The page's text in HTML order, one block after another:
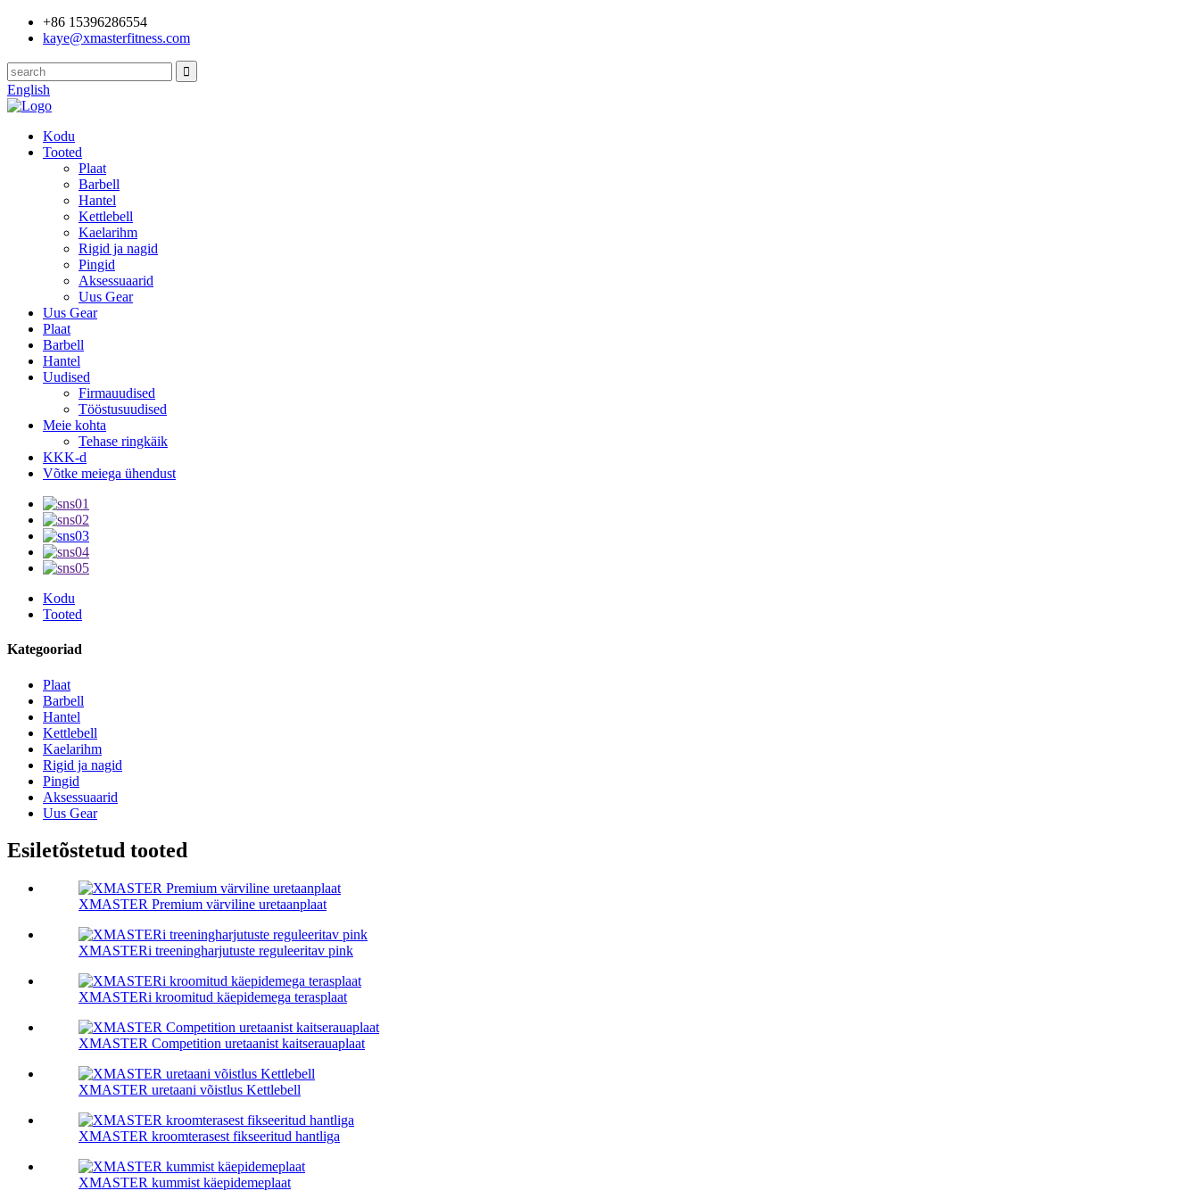
+86 15396286554
kaye@xmasterfitness.com
English
Kodu
Tooted
Plaat
Barbell
Hantel
Kettlebell
Kaelarihm
Rigid ja nagid
Pingid
Aksessuaarid
Uus Gear
Uus Gear
Plaat
Barbell
Hantel
Uudised
Firmauudised
Tööstusuudised
Meie kohta
Tehase ringkäik
KKK-d
Võtke meiega ühendust
Kodu
Tooted
Kategooriad
Plaat
Barbell
Hantel
Kettlebell
Kaelarihm
Rigid ja nagid
Pingid
Aksessuaarid
Uus Gear
Esiletõstetud tooted
XMASTER Premium värviline uretaanplaat
XMASTERi treeningharjutuste reguleeritav pink
XMASTERi kroomitud käepidemega terasplaat
XMASTER Competition uretaanist kaitserauaplaat
XMASTER uretaani võistlus Kettlebell
XMASTER kroomterasest fikseeritud hantliga
XMASTER kummist käepidemeplaat